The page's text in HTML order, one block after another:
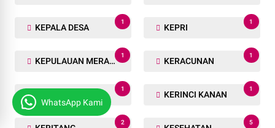
KEPALA DESA
1
KEPRI
1
KEPULAUAN MERANTI
1
KERACUNAN
1
KERAJAAN
1
KERINCI KANAN
1
2 5
WhatsApp Kami